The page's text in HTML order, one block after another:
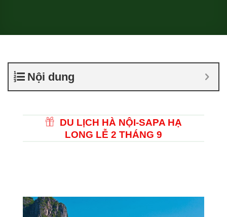
Nội dung
DU LỊCH HÀ NỘI-SAPA HẠ
LONG LỄ 2 THÁNG 9